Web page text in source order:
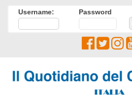
Username: Password